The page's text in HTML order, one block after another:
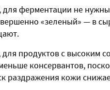
ферментации не нужны
«зеленый» — в
продуктов с высоким
консервантов,
раздражения кожи